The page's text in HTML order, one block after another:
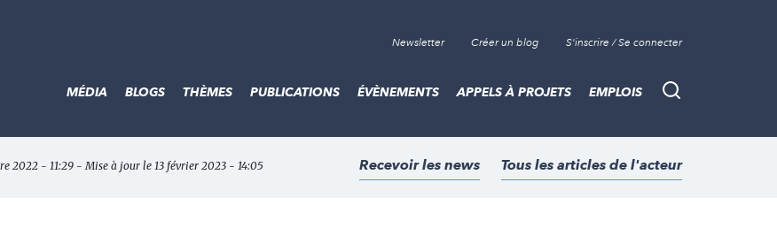
Newsletter Créer un blog S'inscrire / Se connecter
Recherche
MÉDIA BLOGS THÈMES PUBLICATIONS ÉVÈNEMENTS APPELS À PROJETS EMPLOIS
2022 - 11:29 - Mise à jour le 13 février 2023 - 14:05 Recevoir les news Tous les articles de l'acteur